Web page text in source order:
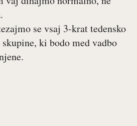
se vsaj 3-krat tedensko
ki bodo med vadbo